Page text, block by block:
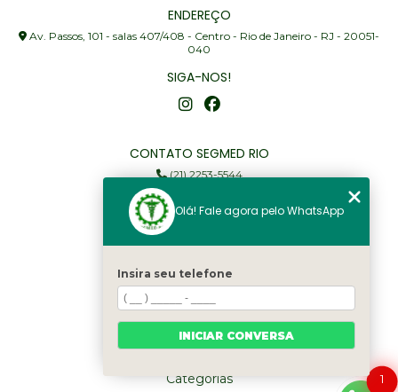
ENDEREÇO
Av. Passos, 101 - salas 407/408 - Centro - Rio de Janeiro - RJ - 20051-
040
SIGA-NOS!
CONTATO SEGMED RIO
(21) 2253-5544
(21) 97905-3352
segmed@segmedrio.com.br
Home
Institucional
Serviços
Categorias
1
Olá! Fale agora pelo WhatsApp
Insira seu telefone
INICIAR CONVERSA